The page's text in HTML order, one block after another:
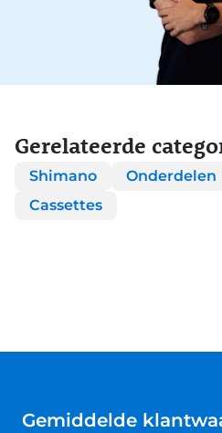
Gerelateerde
Shimano Onderdelen
Cassettes
Gemiddelde